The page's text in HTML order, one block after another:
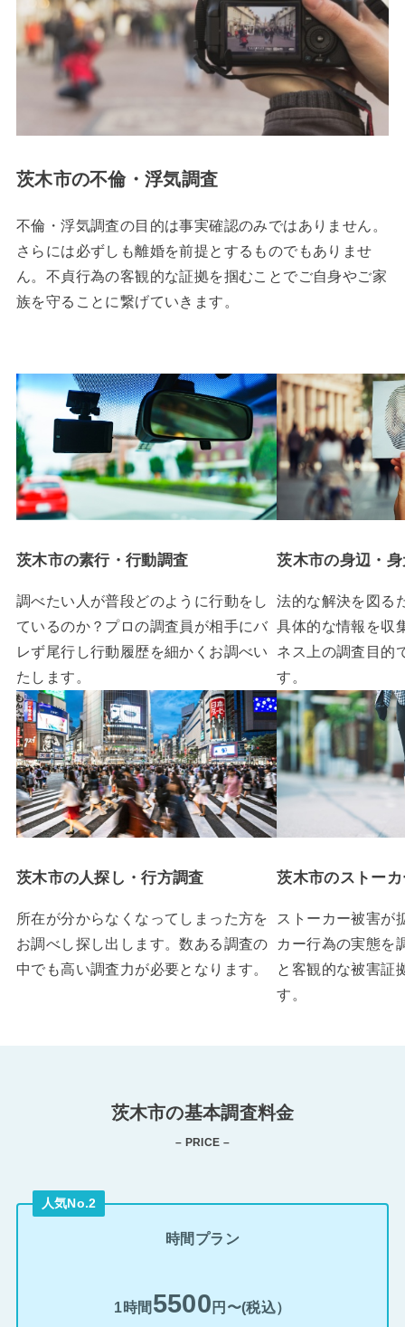
茨木市の不倫・浮気調査
不倫・浮気調査の目的は事実確認のみではありません。
さらには必ずしも離婚を前提とするものでもありませ
ん。不貞行為の客観的な証拠を掴むことでご自身やご家
族を守ることに繋げていきます。
茨木市の素行・行動調査
調べたい人が普段どのように行動をし
ているのか？プロの調査員が相手にバ
レず尾行し行動履歴を細かくお調べい
たします。
茨木市の身辺・
法的な解決を図る
具体的な情報を収
ネス上の調査目的
す。
茨木市の人探し・行方調査
所在が分からなくなってしまった方を
お調べし探し出します。数ある調査の
中でも高い調査力が必要となります。
茨木市のストー
ストーカー被害が
カー行為の実態を
と客観的な被害証
す。
茨木市の基本調査料金
– PRICE –
人気No.2
時間プラン
1時間 5500 円〜(税込）